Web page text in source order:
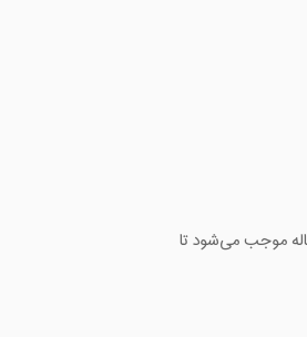
امام(ره) ۸۰ درصد بیشتر خواهد شد که این مساله موجب می‌شود تا